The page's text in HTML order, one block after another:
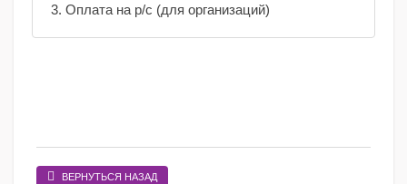
3. Оплата на р/с (для организаций)
ВЕРНУТЬСЯ НАЗАД